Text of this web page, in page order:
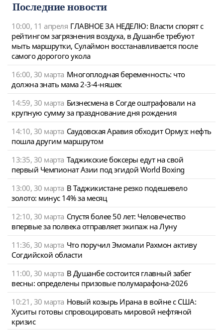
Последние новости
10:00, 11 апреля ГЛАВНОЕ ЗА НЕДЕЛЮ: Власти спорят с
рейтингом загрязнения воздуха, в Душанбе требуют
мыть маршрутки, Сулаймон восстанавливается после
самого дорогого укола
16:00, 30 марта Многоплодная беременность: что
должна знать мама 2-3-4-няшек
14:59, 30 марта Бизнесмена в Согде оштрафовали на
крупную сумму за празднование дня рождения
14:10, 30 марта Саудовская Аравия обходит Ормуз: нефть
пошла другим маршрутом
13:35, 30 марта Таджикские боксеры едут на свой
первый Чемпионат Азии под эгидой World Boxing
13:00, 30 марта В Таджикистане резко подешевело
золото: минус 14% за месяц
12:10, 30 марта Спустя более 50 лет: Человечество
впервые за полвека отправляет экипаж на Луну
11:36, 30 марта Что поручил Эмомали Рахмон активу
Согдийской области
11:00, 30 марта В Душанбе состоится главный забег
весны: определены призовые полумарафона-2026
10:21, 30 марта Новый козырь Ирана в войне с США:
Хуситы готовы спровоцировать мировой нефтяной
кризис